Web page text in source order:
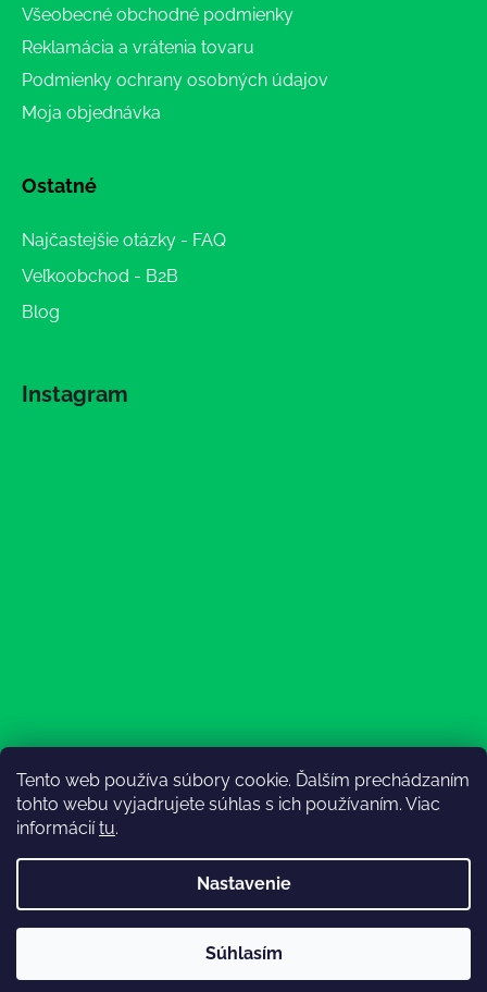
Tento web používa súbory cookie. Ďalším prechádzaním
tohto webu vyjadrujete súhlas s ich používaním. Viac
informáciítu.
Nastavenie
Súhlasím
nedostupná (na email reagujeme nonstop), expedícia ako
obvykle💚Ďakujeme, že ste s nami💚
Všeobecné obchodné podmienky
Reklamácia a vrátenia tovaru
Podmienky ochrany osobných údajov
Moja objednávka
Ostatné
Najčastejšie otázky - FAQ
Veľkoobchod - B2B
Blog
Instagram
Sledovať na Instagrame